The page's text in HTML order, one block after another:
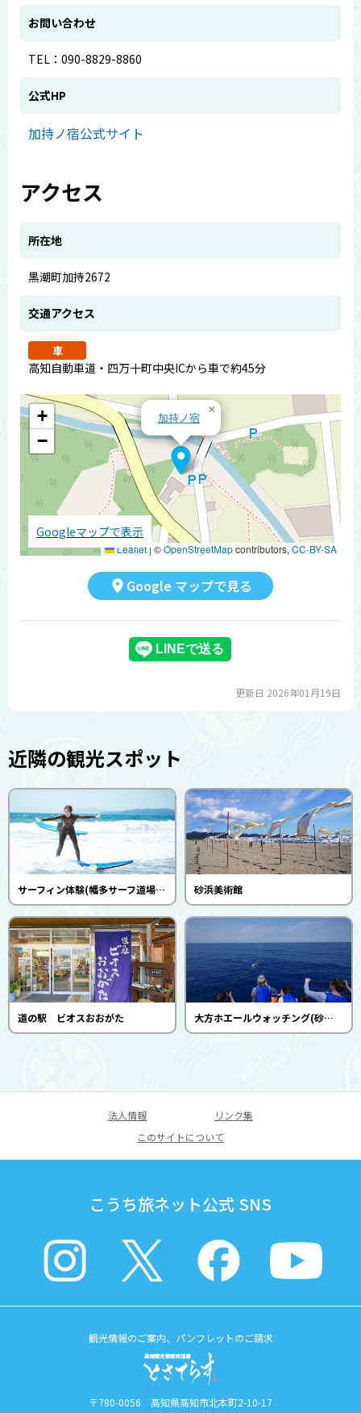
お問い合わせ
TEL：090-8829-8860
公式HP
加持ノ宿公式サイト
アクセス
所在地
黒潮町加持2672
交通アクセス
車
高知自動車道・四万十町中央ICから車で約45分
加持ノ宿
×
+
−
Leaflet | ©OpenStreetMapcontributors, CC-BY-SA
Googleマップで表示
Google マップで見る
更新日 2026年01月19日
近隣の観光スポット
サーフィン体験(幡多サーフ道場)（4～11月） 砂浜美術館
道の駅 ビオスおおがた 大方ホエールウォッチング(砂浜美術館)
法人情報
リンク集
このサイトについて
こうち旅ネット公式 SNS
観光情報のご案内、パンフレットのご請求
〒780-0056 高知県高知市北本町2-10-17